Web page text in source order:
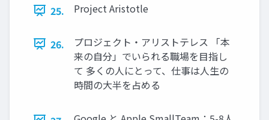
25.
Project Aristotle
26.
プロジェクト・アリストテレス 「本
来の自分」でいられる職場を目指し
て 多くの人にとって、仕事は人生の
時間の大半を占める